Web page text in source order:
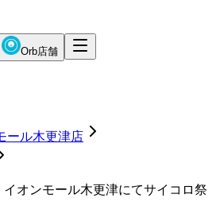
Orb店舗
ール木更津店
オンモール木更津にてサイコロ祭